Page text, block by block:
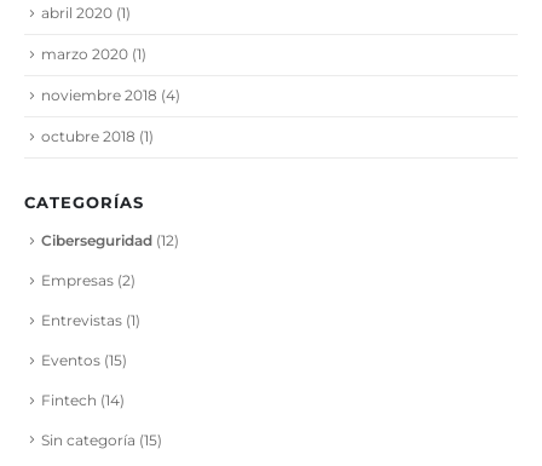
abril 2020 (1)
marzo 2020 (1)
noviembre 2018 (4)
octubre 2018 (1)
CATEGORÍAS
Ciberseguridad (12)
Empresas (2)
Entrevistas (1)
Eventos (15)
Fintech (14)
Sin categoría (15)